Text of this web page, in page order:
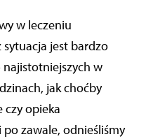
w leczeniu
jest bardzo
w
jak choćby
czy opieka
zawale, odnieśliśmy